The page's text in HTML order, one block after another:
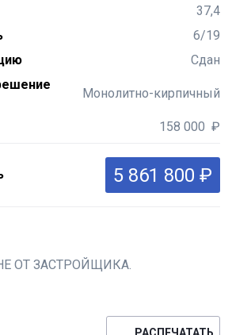
37,4
6/19
Сдан
Монолитно-кирпичный
158 000 ₽
5 861 800 ₽
ОТ ЗАСТРОЙЩИКА.